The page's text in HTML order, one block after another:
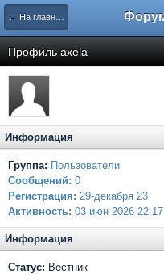
← На главную
Профиль axela
Информация
Группа: Пользователи
Сообщений: 0
Регистрация: 29-декабря 23
Активность: 03 июн 2026 22:17
Информация
Статус: Вестник